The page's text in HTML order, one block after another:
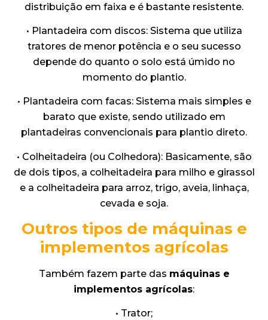
distribuição em faixa e é bastante resistente.
• Plantadeira com discos: Sistema que utiliza
tratores de menor potência e o seu sucesso
depende do quanto o solo está úmido no
momento do plantio.
• Plantadeira com facas: Sistema mais simples e
barato que existe, sendo utilizado em
plantadeiras convencionais para plantio direto.
• Colheitadeira (ou Colhedora): Basicamente, são
de dois tipos, a colheitadeira para milho e girassol
e a colheitadeira para arroz, trigo, aveia, linhaça,
cevada e soja.
Outros tipos de máquinas e
implementos agrícolas
Também fazem parte das máquinas e
implementos agrícolas:
• Trator;